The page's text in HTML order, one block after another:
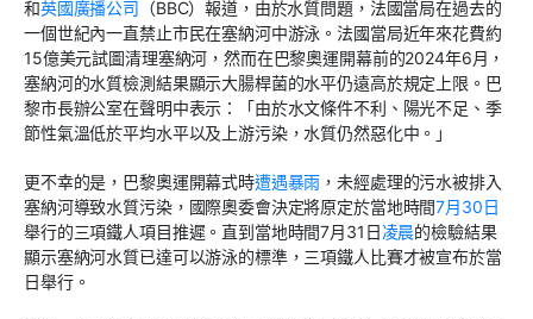
和英國廣播公司 （BBC）報道，由於水質問題，法國當局在過去的
一個世紀內一直禁止市民在塞納河中游泳。法國當局近年來花費約
15億美元試圖清理塞納河，然而在巴黎奧運開幕前的2024年6月，
塞納河的水質檢測結果顯示大腸桿菌的水平仍遠高於規定上限。巴
黎市長辦公室在聲明中表示：「由於水文條件不利、陽光不足、季
節性氣溫低於平均水平以及上游污染，水質仍然惡化中。」
更不幸的是，巴黎奧運開幕式時遭遇暴雨 ，未經處理的污水被排入
塞納河導致水質污染，國際奧委會決定將原定於當地時間7月30日
舉行的三項鐵人項目推遲。直到當地時間7月31 日凌晨的檢驗結果
顯示塞納河水質已達可以游泳的標準，三項鐵人比賽才被宣布於當
日舉行。